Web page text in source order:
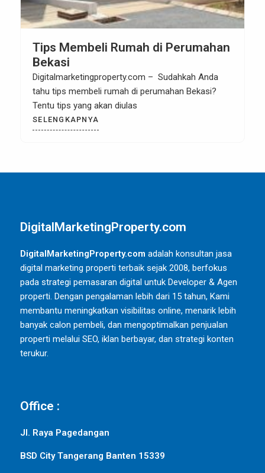
Tips Membeli Rumah di Perumahan
Bekasi
Digitalmarketingproperty.com – Sudahkah Anda
tahu tips membeli rumah di perumahan Bekasi?
Tentu tips yang akan diulas
SELENGKAPNYA
DigitalMarketingProperty.com
DigitalMarketingProperty.com adalah konsultan jasa
digital marketing properti terbaik sejak 2008, berfokus
pada strategi pemasaran digital untuk Developer & Agen
properti. Dengan pengalaman lebih dari 15 tahun, Kami
membantu meningkatkan visibilitas online, menarik lebih
banyak calon pembeli, dan mengoptimalkan penjualan
properti melalui SEO, iklan berbayar, dan strategi konten
terukur.
Office :
Jl. Raya Pagedangan
BSD City Tangerang Banten 15339